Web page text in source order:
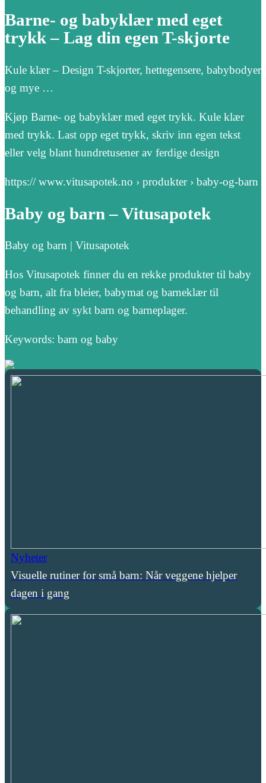
Barne- og babyklær med eget
trykk – Lag din egen T-skjorte
Kule klær – Design T-skjorter, hettegensere, babybodyer
og mye …
Kjøp Barne- og babyklær med eget trykk. Kule klær
med trykk. Last opp eget trykk, skriv inn egen tekst
eller velg blant hundretusener av ferdige design
https:// www.vitusapotek.no › produkter › baby-og-barn
Baby og barn – Vitusapotek
Baby og barn | Vitusapotek
Hos Vitusapotek finner du en rekke produkter til baby
og barn, alt fra bleier, babymat og barneklær til
behandling av sykt barn og barneplager.
Keywords: barn og baby
Nyheter
Visuelle rutiner for små barn: Når veggene hjelper
dagen i gang